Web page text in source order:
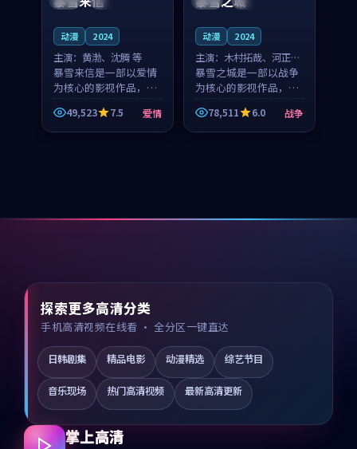
动漫 2024
主演： 黄渤、沈腾 等
暴雪来信是一部以爱情
为核心的影视作品，围
绕危机、反转与人物成
长展开，整体节奏紧
凑，值得推荐观看。
49,523 7.5 爱情
动漫 2024
主演： 木村拓哉、河正宇
等
暴雪之城是一部以战争
为核心的影视作品，围
绕危机、反转与人物成
长展开，整体节奏紧
凑，值得推荐观看。
78,511 6.0 战争
探索更多高清分类
手机高清视频在线看 · 全分区一键直达
日韩剧集 精品电影 动漫精选 综艺节目
音乐现场 热门高清视频 最新高清更新
掌上高清